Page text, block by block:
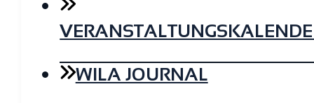
WILA JOURNAL